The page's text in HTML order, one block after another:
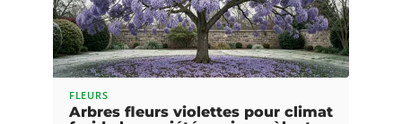
FLEURS
Arbres fleurs violettes pour climat